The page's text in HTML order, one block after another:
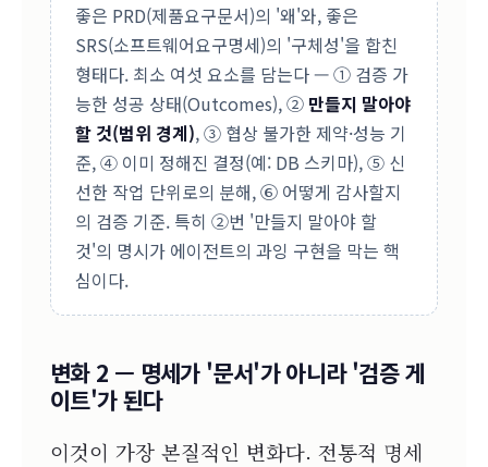
좋은 PRD(제품요구문서)의 '왜'와, 좋은
SRS(소프트웨어요구명세)의 '구체성'을 합친
형태다. 최소 여섯 요소를 담는다 — ① 검증 가
능한 성공 상태(Outcomes), ② 만들지 말아야
할 것(범위 경계), ③ 협상 불가한 제약·성능 기
준, ④ 이미 정해진 결정(예: DB 스키마), ⑤ 신
선한 작업 단위로의 분해, ⑥ 어떻게 감사할지
의 검증 기준. 특히 ②번 '만들지 말아야 할
것'의 명시가 에이전트의 과잉 구현을 막는 핵
심이다.
변화 2 — 명세가 '문서'가 아니라 '검증 게
이트'가 된다
이것이 가장 본질적인 변화다. 전통적 명세